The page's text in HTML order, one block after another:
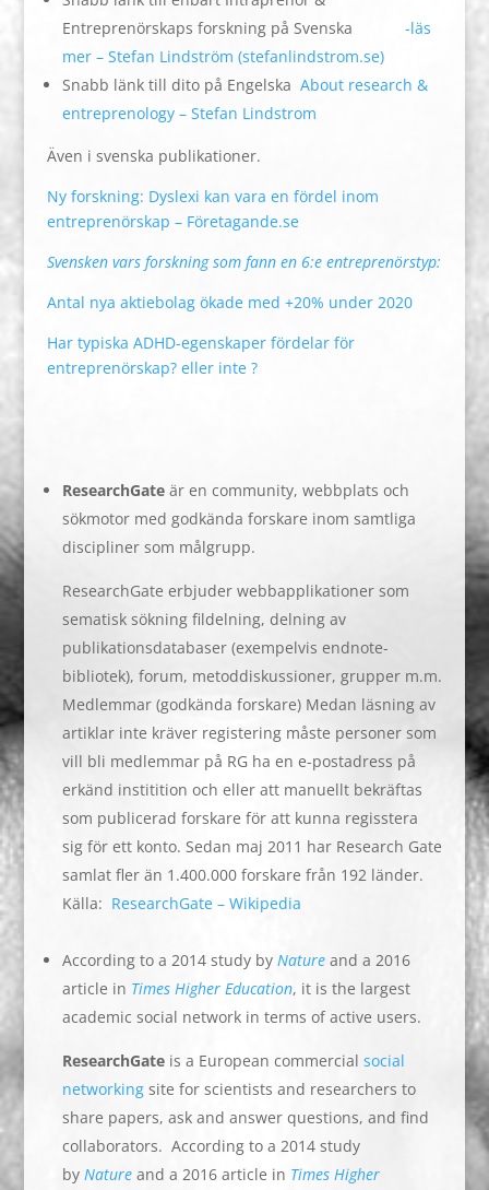
Entreprenörskaps forskning på Svenska -läs
mer – Stefan Lindström (stefanlindstrom.se)
Snabb länk till dito på Engelska About research &
entreprenology – Stefan Lindstrom
Även i svenska publikationer.
Ny forskning: Dyslexi kan vara en fördel inom
entreprenörskap – Företagande.se
Svensken vars forskning som fann en 6:e entreprenörstyp:
Antal nya aktiebolag ökade med +20% under 2020
Har typiska ADHD-egenskaper fördelar för
entreprenörskap? eller inte ?
ResearchGateär en community, webbplats och
sökmotor med godkända forskare inom samtliga
discipliner som målgrupp.
ResearchGate erbjuder webbapplikationer som
sematisk sökning fildelning, delning av
publikationsdatabaser (exempelvis endnote-
bibliotek), forum, metoddiskussioner, grupper m.m.
Medlemmar (godkända forskare) Medan läsning av
artiklar inte kräver registering måste personer som
vill bli medlemmar på RG ha en e-postadress på
erkänd institition och eller att manuellt bekräftas
som publicerad forskare för att kunna regisstera
sig för ett konto. Sedan maj 2011 har Research Gate
samlat fler än 1.400.000 forskare från 192 länder.
Källa: ResearchGate – Wikipedia
According to a 2014 study by Natureand a 2016
article in Times Higher Education, it is the largest
academic social network in terms of active users.
ResearchGateis a European commercial social
networkingsite for scientists and researchers to
share papers, ask and answer questions, and find
collaborators. According to a 2014 study
by Natureand a 2016 article in Times Higher